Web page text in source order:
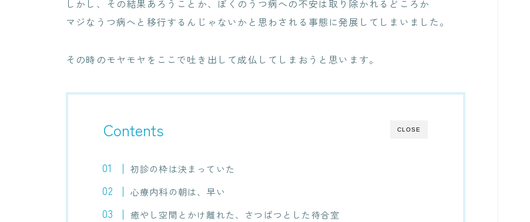
しかし、その結果あろうことか、ぼくのうつ病への不安は取り除かれるどころか
マジなうつ病へと移行するんじゃないかと思わされる事態に発展してしまいました。
その時のモヤモヤをここで吐き出して成仏してしまおうと思います。
CLOSE
Contents
初診の枠は決まっていた
心療内科の朝は、早い
癒やし空間とかけ離れた、さつばつとした待合室